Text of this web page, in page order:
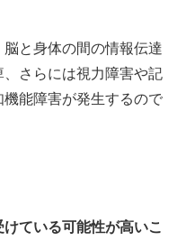
と身体の間の情報伝達
さらには視力障害や記
能障害が発生するので
ている可能性が高いこ